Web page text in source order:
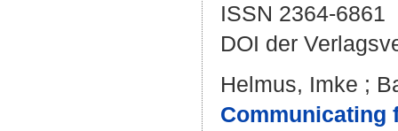
ISSN 2364-6861
DOI der
Helmus, Imke ;
Communicating